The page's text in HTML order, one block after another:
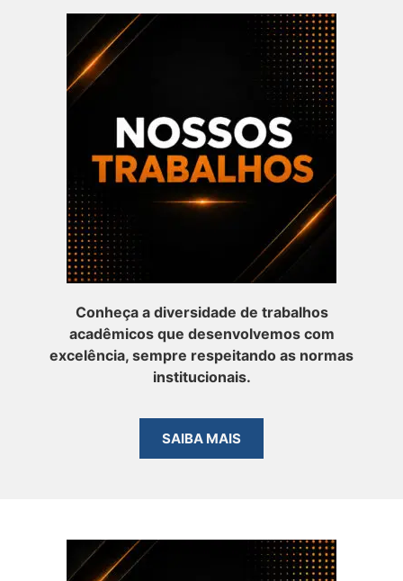
Conheça a diversidade de trabalhos
acadêmicos que desenvolvemos com
excelência, sempre respeitando as normas
institucionais.
SAIBA MAIS